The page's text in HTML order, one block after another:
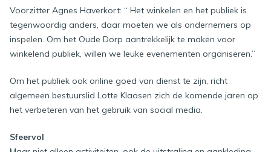
Voorzitter Agnes Haverkort: “ Het winkelen en het publiek is
tegenwoordig anders, daar moeten we als ondernemers op
inspelen. Om het Oude Dorp aantrekkelijk te maken voor
winkelend publiek, willen we leuke evenementen organiseren.”
Om het publiek ook online goed van dienst te zijn, richt
algemeen bestuurslid Lotte Klaasen zich de komende jaren op
het verbeteren van het gebruik van social media.
Sfeervol